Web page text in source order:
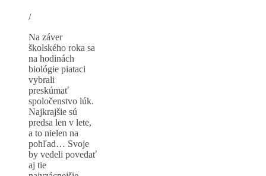
/
Na záver
školského roka sa
na hodinách
biológie piataci
vybrali
preskúmať
spoločenstvo lúk.
Najkrajšie sú
predsa len v lete,
a to nielen na
pohľad… Svoje
by vedeli povedať
aj tie